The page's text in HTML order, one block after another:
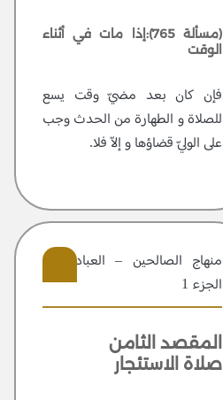
(مسألة 765):إذا مات في أثناء
الوقت
فإن كان بعد مضيّ وقت يسع
للصلاة و الطهارة من الحدث وجب
على الوليّ قضاؤها و إلاّ فلا.
منهاج الصالحين – العبادات –
الجزء 1
المقصد الثامن
صلاة الاستئجار